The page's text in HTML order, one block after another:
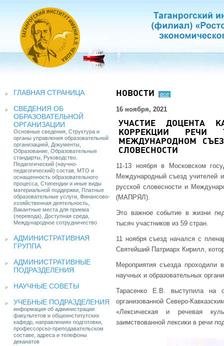
ГЛАВНАЯ СТРАНИЦА
СВЕДЕНИЯ ОБ
ОБРАЗОВАТЕЛЬНОЙ
ОРГАНИЗАЦИИ
Основные сведения, Структура и
органы управления образовательной
организацией, Документы,
Образование, Образовательные
стандарты, Руководство.
Педагогический (научно-
педагогический) состав, МТО и
оснащенность образовательного
процесса, Стипендии и иные виды
материальной поддержки, Платные
образовательные услуги, Финансово-
хозяйственная деятельность,
Вакантные места для приема
(перевода), Доступная среда,
Международное сотрудничество
АДМИНИСТРАТИВНАЯ
ГРУППА
АДМИНИСТРАТИВНЫЕ
ПОДРАЗДЕЛЕНИЯ
НАУЧНЫЕ СОВЕТЫ
УЧЕБНЫЕ ПОДРАЗДЕЛЕНИЯ
информация об администрации
факультетов и общеинститутских
кафедр, направлениях подготовки,
профессорско-преподавательском
составе, адреса и телефоны
деканатов
НОВОСТИ все
16 ноября, 2021
УЧАСТИЕ ДОЦЕНТА
КОРРЕКЦИИ РЕЧИ
МЕЖДУНАРОДНОМ
СЛОВЕСНОСТИ
11-13 ноября в Московском
Международный съезд учителей
русской словесности и
(МАПРЯЛ).
Это важное событие в жизни
тысяч участников из 59 стран.
11 ноября съезд начался с
Святейший Патриарх Кирилл,
Мероприятия съезда
научных и образовательных
Тарасенко Е.В. выступила на
организованной Северо-
«Лексическая и речевая
заимствованной лексики в речи